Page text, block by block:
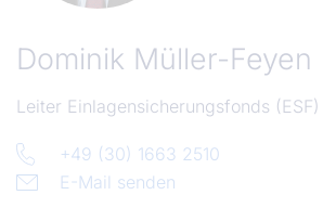
Dominik Müller-Feyen
Leiter Einlagensicherungsfonds (ESF)
+49 (30) 1663 2510
E-Mail senden